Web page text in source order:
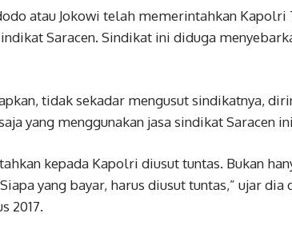
atau Jokowi telah memerintahkan Kapolri
Saracen. Sindikat ini diduga
tidak sekadar mengusut sindikatnya,
yang menggunakan jasa sindikat Saracen
kepada Kapolri diusut tuntas. Bukan
yang bayar, harus diusut tuntas,” ujar dia
2017.